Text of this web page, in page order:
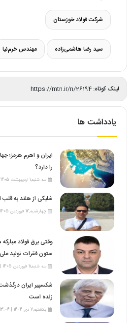
شرکت فولاد خوزستان
سید رضا هاشمی‌زاده مهندس خرم‌نیا
لینک کوتاه: https://mtn.ir/n/26194
یادداشت ها
ایران و اهرم هرمز؛
را دارد؟
سه شنبه,1 اردیبهشت 1405 | 15:22
شلیکی از هلند به قلب
چهارشنبه,12 فروردین 1405 | 20:39
وقتی برق فولاد
ستون فقرات تولید ملی
سه شنبه,11 فروردین 1405 | 15:20
شکسپیر ایران
زنده است
یکشنبه,7 دی 1404 | 13:06